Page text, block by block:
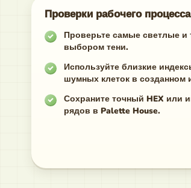
Проверки рабочего процесса
Проверьте самые светлые
выбором тени.
Используйте близкие
шумных клеток в созданном
Сохраните точный HEX или
рядов в Palette House.